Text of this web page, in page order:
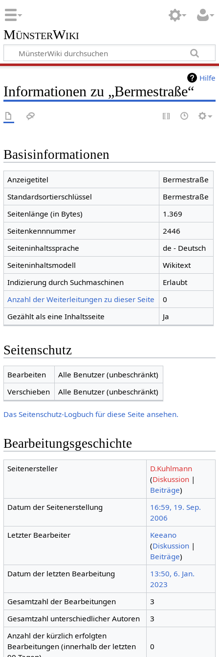
MünsterWiki
Hilfe
Informationen zu „Bermestraße“
Basisinformationen
Anzeigetitel
Bermestraße
Standardsortierschlüssel
Bermestraße
Seitenlänge (in Bytes)
1.369
Seitenkennnummer
2446
Seiteninhaltssprache
de - Deutsch
Seiteninhaltsmodell
Wikitext
Indizierung durch Suchmaschinen
Erlaubt
Anzahl der Weiterleitungen zu dieser Seite
0
Gezählt als eine Inhaltsseite
Ja
Seitenschutz
Bearbeiten
Alle Benutzer (unbeschränkt)
Verschieben
Alle Benutzer (unbeschränkt)
Das Seitenschutz-Logbuch für diese Seite ansehen.
Bearbeitungsgeschichte
Seitenersteller
D.Kuhlmann
(Diskussion |
Beiträge)
Datum der Seitenerstellung
16:59, 19. Sep.
2006
Letzter Bearbeiter
Keeano
(Diskussion |
Beiträge)
Datum der letzten Bearbeitung
13:50, 6. Jan.
2023
Gesamtzahl der Bearbeitungen
3
Gesamtzahl unterschiedlicher Autoren
3
Anzahl der kürzlich erfolgten
Bearbeitungen (innerhalb der letzten
0